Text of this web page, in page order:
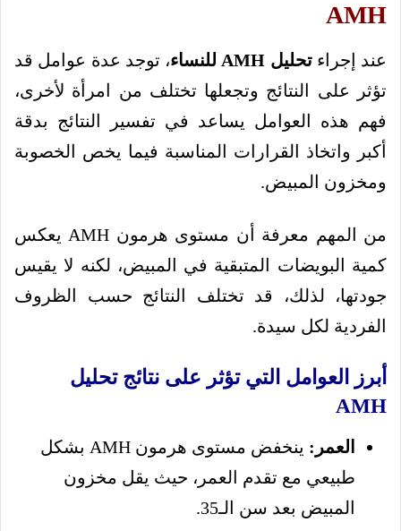
AMH
عند إجراءتحليل AMH للنساء
، توجد عدة عوامل قد
تؤثر على النتائج وتجعلها تختلف من امرأة لأخرى،
فهم هذه العوامل يساعد في تفسير النتائج بدقة
أكبر واتخاذ القرارات المناسبة فيما يخص الخصوبة
ومخزون المبيض.
من المهم معرفة أن مستوى هرمون AMH يعكس
كمية البويضات المتبقية في المبيض، لكنه لا يقيس
جودتها، لذلك، قد تختلف النتائج حسب الظروف
الفردية لكل سيدة.
أبرز العوامل التي تؤثر على نتائج تحليل
AMH
العمر:
ينخفض مستوى هرمون AMH بشكل
طبيعي مع تقدم العمر، حيث يقل مخزون
المبيض بعد سن الـ35.